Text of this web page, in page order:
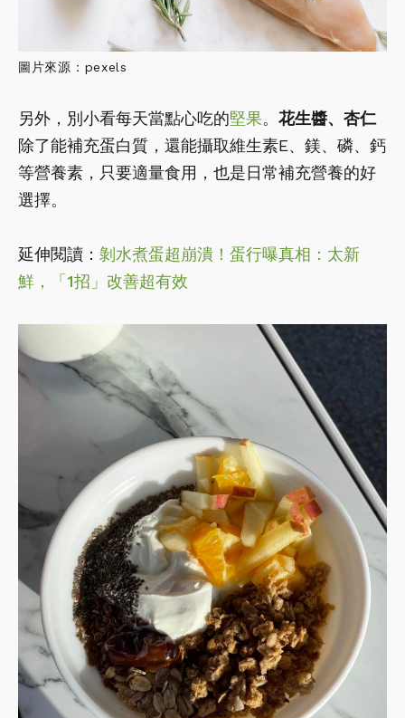
圖片來源：pexels
另外，別小看每天當點心吃的堅果。 花生醬、杏仁
除了能補充蛋白質，還能攝取維生素E、鎂、磷、鈣
等營養素，只要適量食用，也是日常補充營養的好
選擇。
延伸閱讀： 剝水煮蛋超崩潰！蛋行曝真相：太新
鮮，「1招」改善超有效